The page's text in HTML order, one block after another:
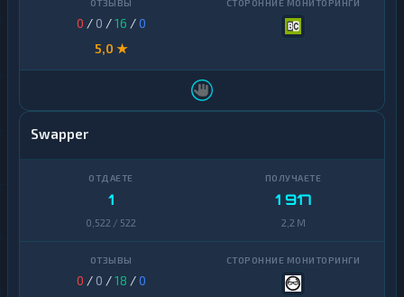
0 / 0 /16 /0
5,0 ★
Swapper
1
0,522 / 522
1 917
2,2 M
0 / 0 /18 /0